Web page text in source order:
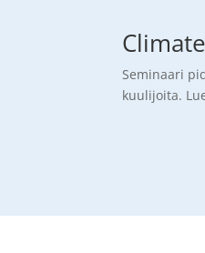
Seminaari
kuulijoita.